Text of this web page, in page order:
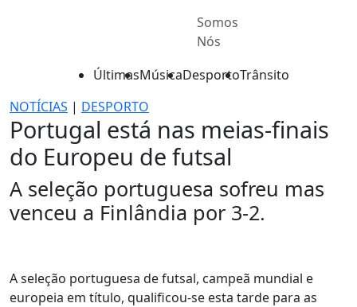
Somos
Nós
ÚltimasMúsicaDesportoTrânsito
NOTÍCIAS | DESPORTO
Portugal está nas meias-finais
do Europeu de futsal
A seleção portuguesa sofreu mas
venceu a Finlândia por 3-2.
A seleção portuguesa de futsal, campeã mundial e
europeia em título, qualificou-se esta tarde para as